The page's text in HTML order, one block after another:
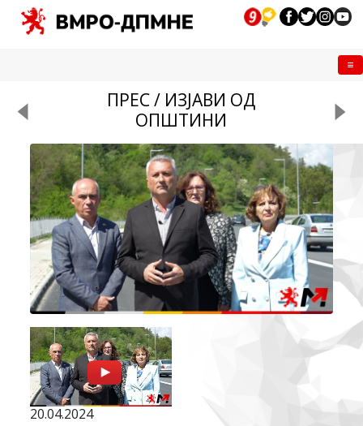
ПРЕС / ИЗЈАВИ ОД
ОПШТИНИ
20.04.2024